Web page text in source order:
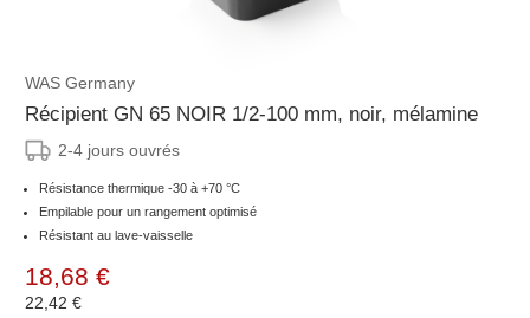
WAS Germany
Récipient GN 65 NOIR 1/2-100 mm, noir, mélamine
2-4 jours ouvrés
Résistance thermique -30 à +70 °C
Empilable pour un rangement optimisé
Résistant au lave-vaisselle
18,68 €
22,42 €